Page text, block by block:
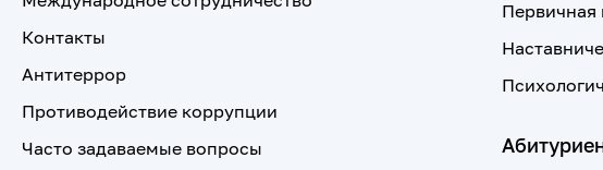
Контакты
Антитеррор
Противодействие коррупции
Часто задаваемые вопросы
Первичная